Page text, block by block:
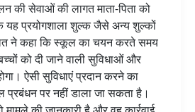
की सेवाओं की लागत माता-पिता को
यह प्रयोगशाला शुल्क जैसे अन्य शुल्कों
ने कहा कि स्कूल का चयन करते समय
को दी जाने वाली सुविधाओं और
ऐसी सुविधाएं प्रदान करने का
प्रबंधन पर नहीं डाला जा सकता है।